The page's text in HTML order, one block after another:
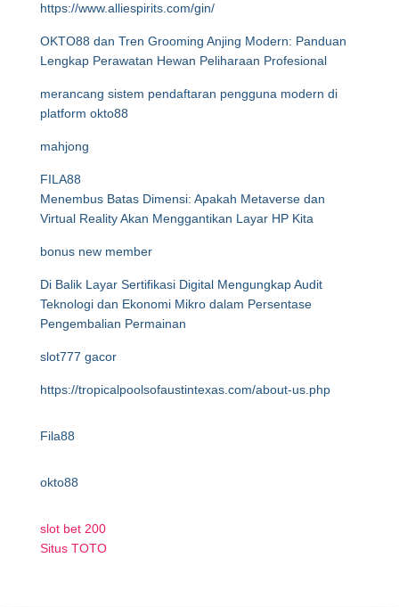
https://www.alliespirits.com/gin/
OKTO88 dan Tren Grooming Anjing Modern: Panduan
Lengkap Perawatan Hewan Peliharaan Profesional
merancang sistem pendaftaran pengguna modern di
platform okto88
mahjong
FILA88
Menembus Batas Dimensi: Apakah Metaverse dan
Virtual Reality Akan Menggantikan Layar HP Kita
bonus new member
Di Balik Layar Sertifikasi Digital Mengungkap Audit
Teknologi dan Ekonomi Mikro dalam Persentase
Pengembalian Permainan
slot777 gacor
https://tropicalpoolsofaustintexas.com/about-us.php
Fila88
okto88
slot bet 200
Situs TOTO